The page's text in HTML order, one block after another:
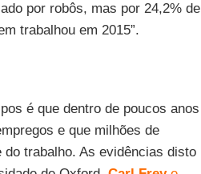
por robôs, mas por 24,2% de
trabalhou em 2015”.
é que dentro de poucos anos
e que milhões de
trabalho. As evidências disto